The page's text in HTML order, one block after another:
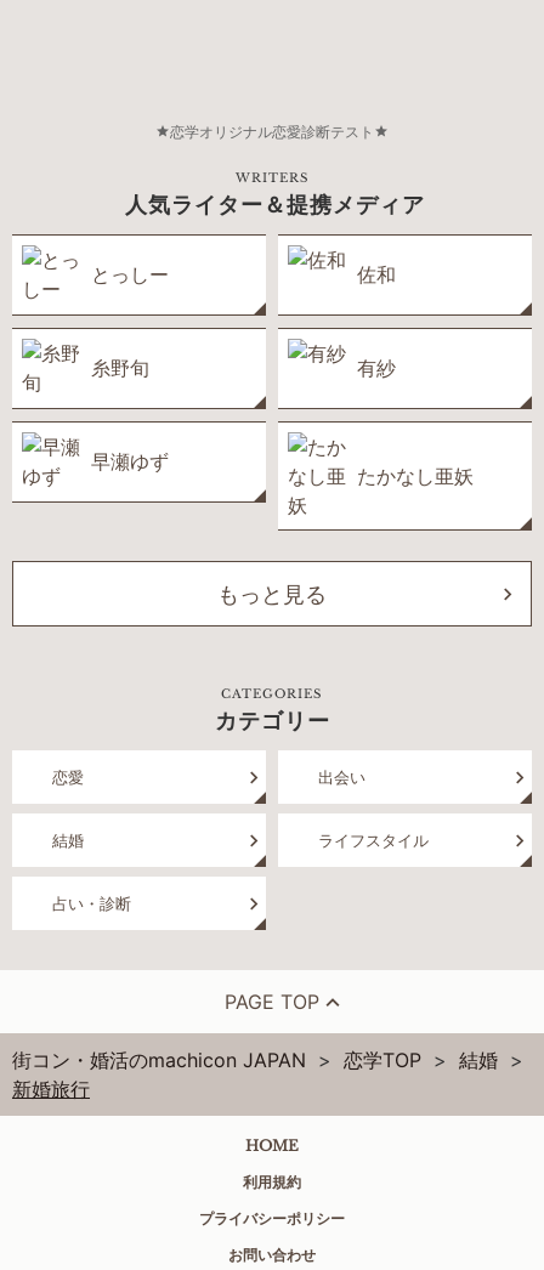
恋学オリジナル恋愛診断テスト
WRITERS
人気ライター＆提携メディア
とっしー 佐和
糸野旬 有紗
早瀬ゆず
たかなし亜妖
もっと見る
CATEGORIES
カテゴリー
恋愛 出会い
結婚 ライフスタイル
占い・診断
PAGE TOP
街コン・婚活のmachicon JAPAN 恋学TOP
結婚
新婚旅行
HOME
利用規約
プライバシーポリシー
お問い合わせ